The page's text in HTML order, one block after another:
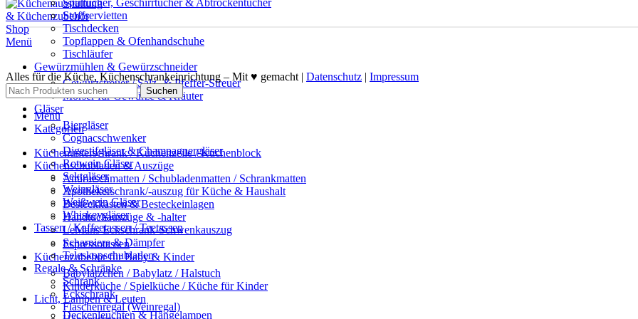
Menü
Spültücher, Geschirrtücher & Abtrockentücher
Stoffservietten
Tischdecken
Topflappen & Ofenhandschuhe
Tischläufer
Gewürzmühlen & Gewürzschneider
Gewürzstreuer / Salz- & Pfeffer-Streuer
Mörser für Gewürze & Kräuter
Gläser
Biergläser
Cognacschwenker
Digestifgläser & Champagnergläser
Rotwein Gläser
Sektgläser
Weingläser
Weißwein Gläser
Whiskeygläser
Tassen / Kaffeetassen / Teetassen
Espressotassen
Küchenzubehör für Baby & Kinder
Babylätzchen / Babylatz / Halstuch
Kinderküche / Spielküche / Küche für Kinder
Licht, Lampen & Leuten
Deckenleuchten & Hängelampen
Alles für die Küche, Küchenschrankeinrichtung – Mit ♥ gemacht | Datenschutz | Impressum
Suchen
Menü
Kategorien
Küchenunterschrank / Küchenzeile / Küchenblock
Küchenschubladen & Auszüge
Antirutschmatten / Schubladenmatten / Schrankmatten
Apothekerschrank/-auszug für Küche & Haushalt
Besteckkasten & Besteckeinlagen
Handtuchauszüge & -halter
LeMans Eckschrank-Schwenkauszug
Scharniere & Dämpfer
Teleskopschubladen
Regale & Schränke
Schrank
Eckschrank
Flaschenregal (Weinregal)